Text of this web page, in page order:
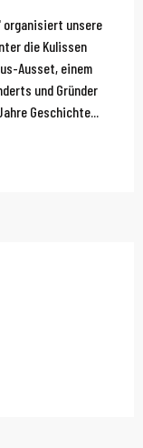
organisiert unsere
die Kulissen
Ausset, einem
und Gründer
Geschichte...